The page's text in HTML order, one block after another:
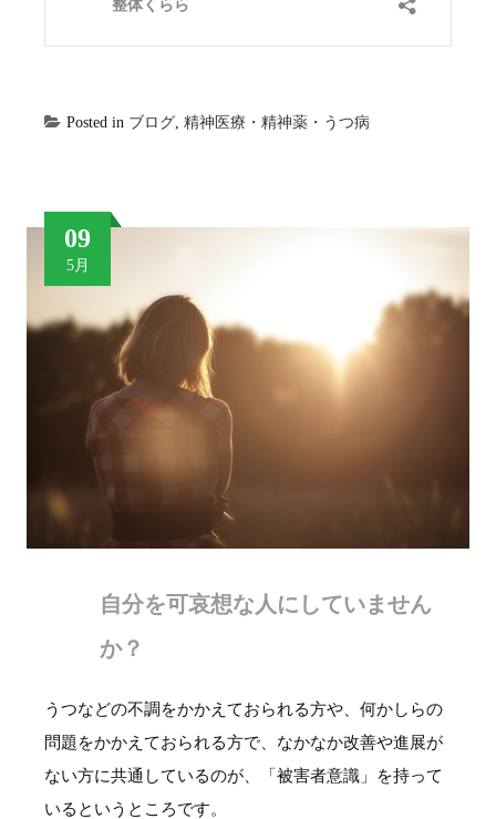
Posted in ブログ, 精神医療・精神薬・うつ病
09
5月
自分を可哀想な人にしていません
か？
うつなどの不調をかかえておられる方や、何かしらの
問題をかかえておられる方で、なかなか改善や進展が
ない方に共通しているのが、「被害者意識」を持って
いるというところです。